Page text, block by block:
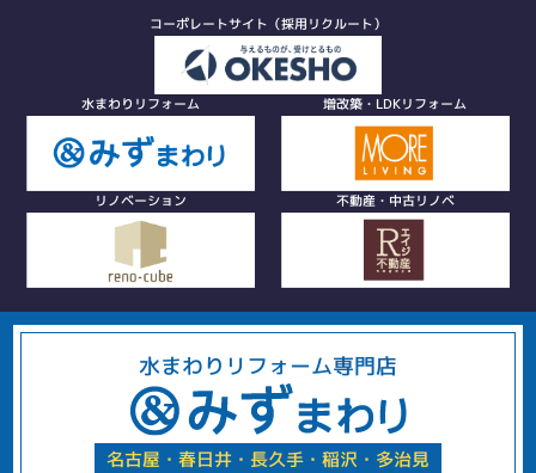
コーポレートサイト（採用リクルート）
水まわりリフォーム 増改築・LDKリフォーム
リノベーション 不動産・中古リノベ
水まわりリフォーム専門店
名古屋・春日井・長久手・稲沢・多治見